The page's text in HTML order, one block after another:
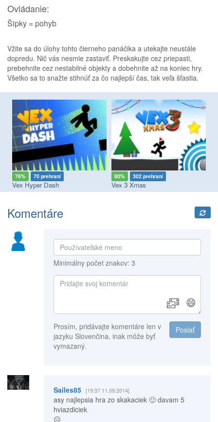
Ovládanie:
Šipky = pohyb
Vžite sa do úlohy tohto čierneho panáčika a utekajte neustále
dopredu. Nič vás nesmie zastaviť. Preskakujte cez priepasti,
prebehnite cez nestabilné objekty a dobehnite až na koniec hry.
Všetko sa to snažte stihnúť za čo najlepší čas, tak veľa šťastia.
76% 70 prehraní
Vex Hyper Dash
80% 302 prehraní
Vex 3 Xmas
Komentáre
Minimálny počet znakov: 3
😄
Poslať
Prosím, pridávajte komentáre len v
jazyku Slovenčina, inak môže byť
vymazaný.
Sailes85 [19:37 11.09.2014]
asy najlepsia hra zo skakaciek 🙂 davam 5
hviazdiciek
😑